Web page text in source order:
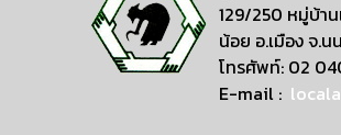
129/250 หมู่บ้า
น้อย อ.เมือง จ.น
โทรศัพท์: 02
E-mail :